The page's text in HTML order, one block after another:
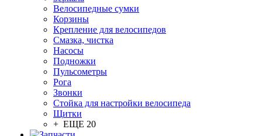
Велосипедные сумки
Корзины
Крепление для велосипедов
Смазка, чистка
Насосы
Подножки
Пульсометры
Рога
Звонки
Стойка для настройки велосипеда
Щитки
+ ЕЩЕ 20